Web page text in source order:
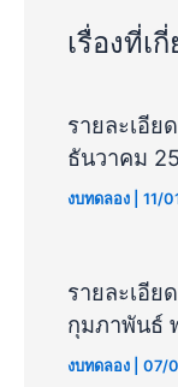
เรื่องที่เ
รายละเอีย
ธันวาคม
งบทดลอง |11/
รายละเอีย
กุมภาพันธ์
งบทดลอง |07/